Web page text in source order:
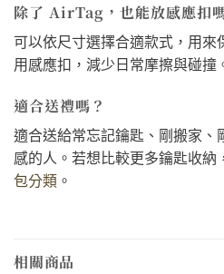
除了 AirTag，也能放感應扣
可以依尺寸選擇合適款式，用來
用感應扣，減少日常摩擦與碰撞
適合送禮嗎？
適合送給常忘記鑰匙、剛搬家、
感的人。若想比較更多鑰匙收納
包分類 。
相關商品